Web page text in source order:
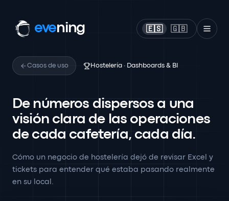
evening 🇪🇸 🇬🇧
Casos de uso Hostelería · Dashboards & BI
De números dispersos a una
visión clara de las operaciones
de cada cafetería, cada día.
Cómo un negocio de hostelería dejó de revisar Excel y
tickets para entender qué estaba pasando realmente
en su local.